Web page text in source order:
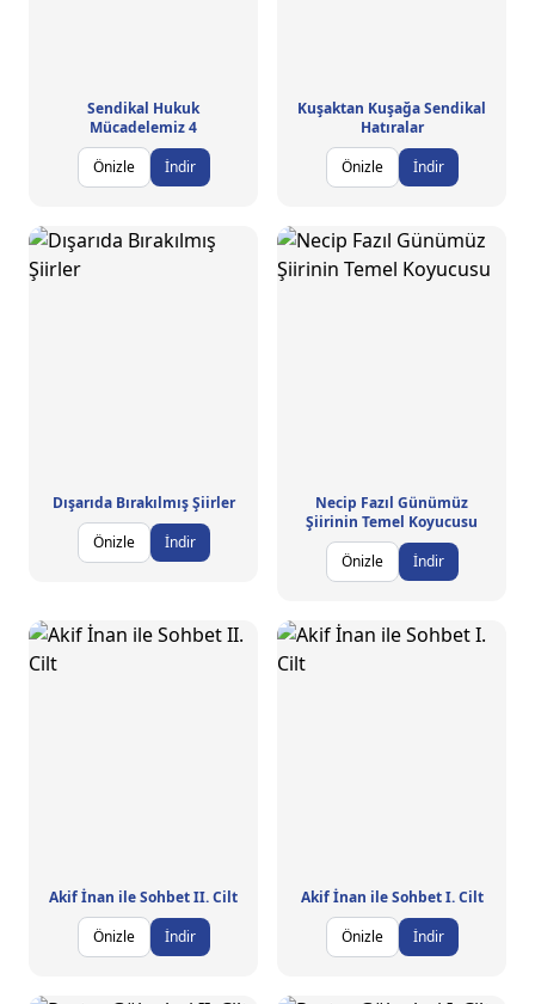
Sendikal Hukuk
Mücadelemiz 4
Önizle
İndir
Kuşaktan Kuşağa Sendikal
Hatıralar
Önizle
İndir
Dışarıda Bırakılmış Şiirler
Önizle
İndir
Necip Fazıl Günümüz
Şiirinin Temel Koyucusu
Önizle
İndir
Akif İnan ile Sohbet II. Cilt
Önizle
İndir
Akif İnan ile Sohbet I. Cilt
Önizle
İndir